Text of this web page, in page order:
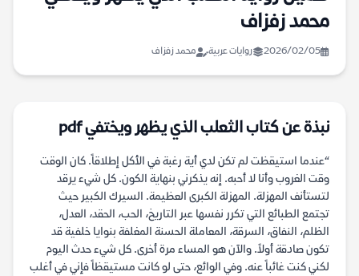
محمد زفزاف
2026/02/05 روايات عربية محمد زفزاف
نبذة عن كتاب الثعلب الذي يظهر ويختفي pdf
“عندما استيقظت لم تكن لدي أية رغبة في الأكل إطلاقاً. كان الوقت
وقت الغروب وأنا لا أحبه. إنه يذكرني بنهاية الكون. كل شيء يرقد
لتستأنف المهزلة. المهزلة الكبرى العظيمة. السيرك الكبير حيث
تجتمع الطبائع التي تكرر نفسها عبر التاريخ، الحب، الحقد، العدل،
الظلم، النفاق، السرقة، المعاملة الحسنة المغلفة بنوايا خلفية قد
تكون صادقة أولاً. والآن هو المساء مرة أخرى. كل شيء حدث اليوم
لكني كنت غائباً عنه. وفي الوائع، حتى لو كانت مستيقظاً فإني في أغلب